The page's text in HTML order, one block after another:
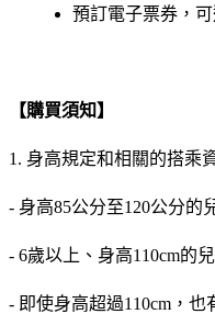
預訂電子票券，
【購買須知】
1. 身高規定和相關的搭乘
- 身高85公分至120公分的
- 6歲以上、身高110cm的
- 即使身高超過110cm，